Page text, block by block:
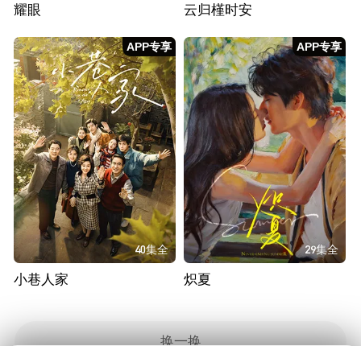
耀眼 云归槿时安
APP专享
40集全
小巷人家
APP专享
29集全
炽夏
换一换